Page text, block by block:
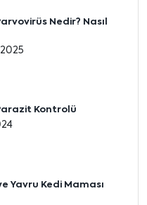
Nedir? Nasıl
Kontrolü
Yavru Kedi Maması